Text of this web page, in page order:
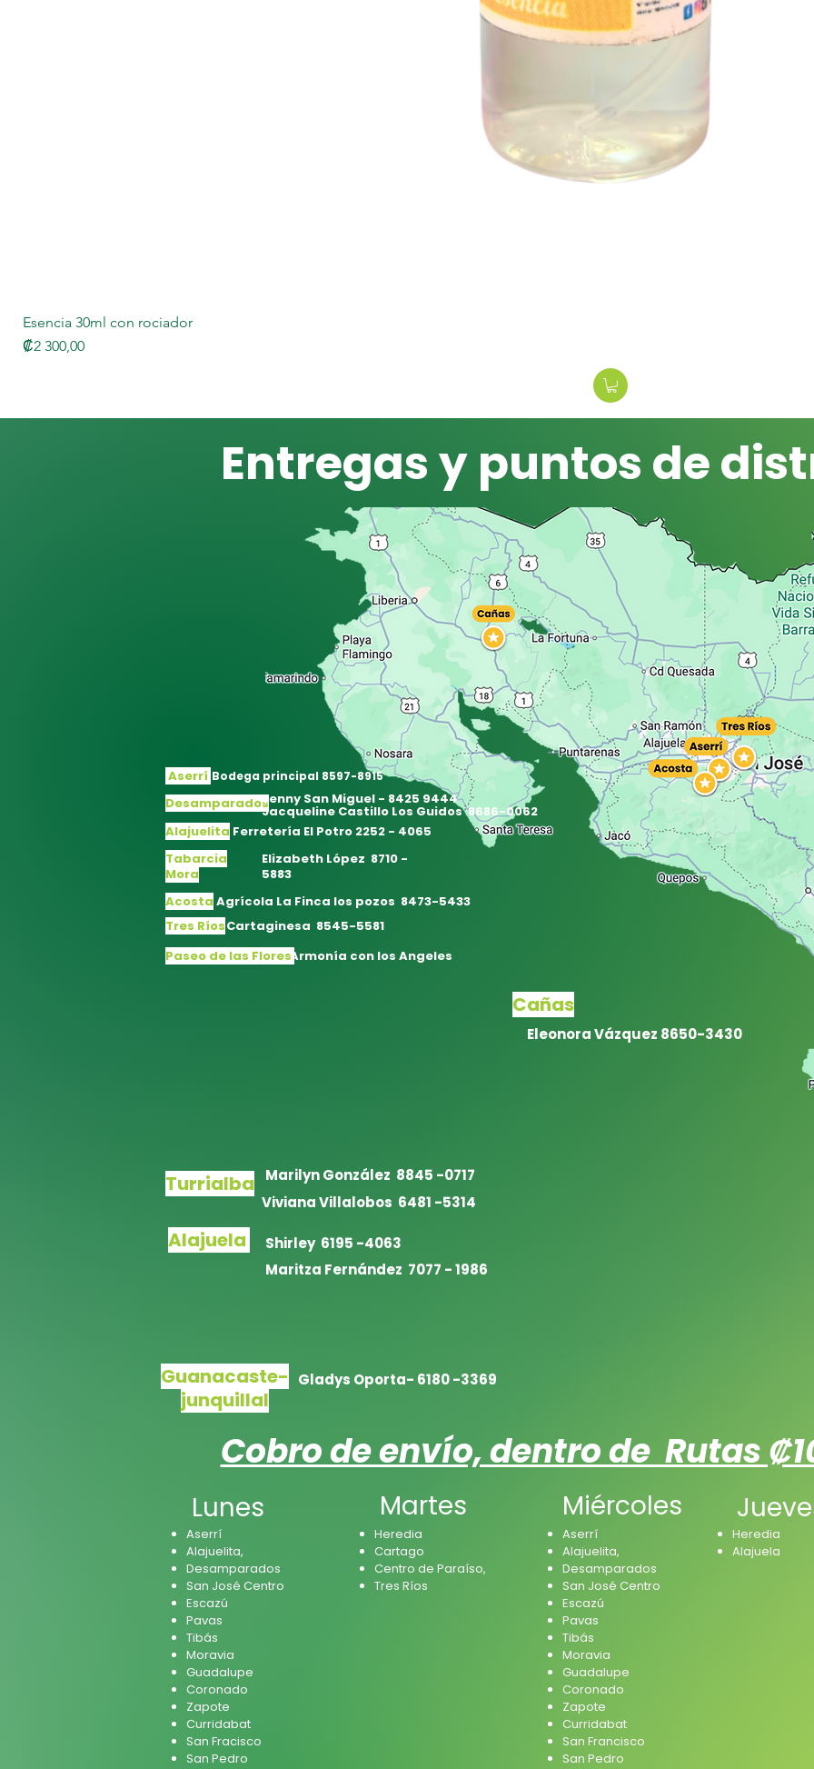
Esencia 30ml con rociador
Precio
₡2 300,00
Entregas y puntos de
Eleonora Vázquez 8650-3430
Bodega principal 8597-8915
Aserrí
Tres Ríos
Cañas
Paseo de las FloresArmonía con los Angeles
Cartaginesa 8545-5581
Acosta Agrícola La Finca los pozos 8473-5433
Alajuelita Ferretería El Potro 2252 - 4065
DesamparadosJenny San Miguel - 8425 9444
Jacqueline Castillo Los Guidos 8686-0062
Tabarcia
Mora
Elizabeth López 8710 -
5883
Turrialba
Marilyn González 8845 -0717
Viviana Villalobos 6481 -5314
Alajuela
Shirley 6195 -4063
Maritza Fernández 7077 - 1986
Guanacaste-
junquillal
Gladys Oporta- 6180 -3369
Cobro de envío, dentro de Rutas
Lunes
Aserrí
Alajuelita,
Desamparados
San José Centro
Escazú
Pavas
Tibás
Moravia
Guadalupe
Coronado
Zapote
Curridabat
San Fracisco
San Pedro
Martes
Heredia
Cartago
Centro de Paraíso,
Tres Ríos
Miércoles
Aserrí
Alajuelita,
Desamparados
San José Centro
Escazú
Pavas
Tibás
Moravia
Guadalupe
Coronado
Zapote
Curridabat
San Francisco
San Pedro
Heredia
Alajuela